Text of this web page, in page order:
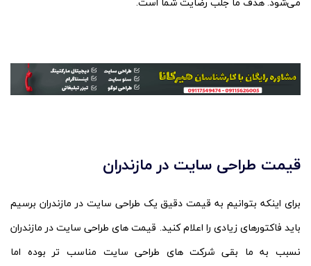
قیمت طراحی سایت در مازندران
برای اینکه بتوانیم به قیمت دقیق یک طراحی سایت در مازندران برسیم
باید فاکتورهای زیادی را اعلام کنید. قیمت های طراحی سایت در مازندران
نسبب به ما بقی شرکت های طراحی سایت مناسب تر بوده اما